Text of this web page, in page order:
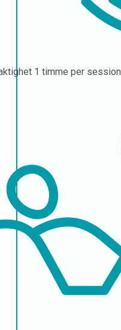
1 timme per session